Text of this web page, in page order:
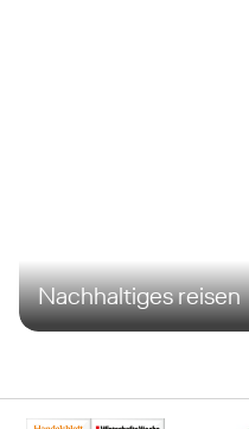
Nachhaltiges reisen